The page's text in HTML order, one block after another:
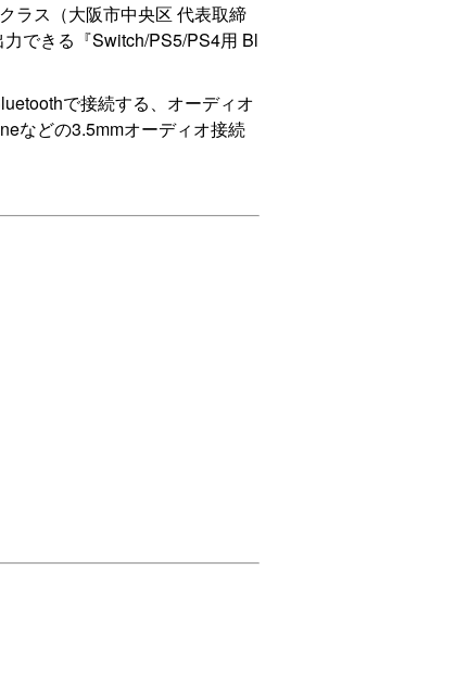
ラス（大阪市中央区 代表取締
できる『Switch/PS5/PS4用 Bl
で接続する、オーディオ
などの3.5mmオーディオ接続